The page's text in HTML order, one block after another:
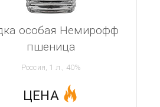
особая Немирофф
пшеница
Россия, 1 л., 40%
ЦЕНА